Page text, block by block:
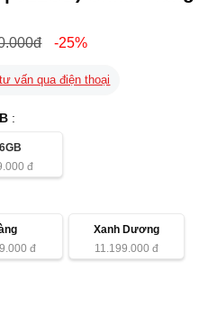
-25%
vấn qua điện thoại
:
đ
đ
Xanh Dương
11.199.000 đ